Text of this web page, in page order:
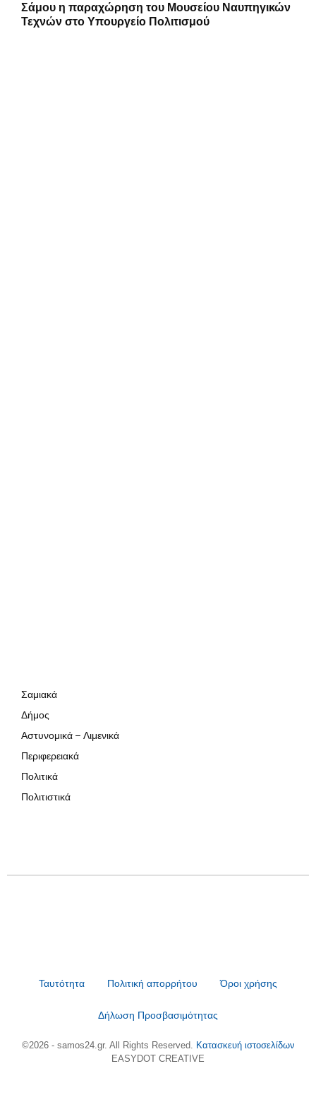
Σάμου η παραχώρηση του Μουσείου Ναυπηγικών
Τεχνών στο Υπουργείο Πολιτισμού
Σαμιακά
Δήμος
Αστυνομικά – Λιμενικά
Περιφερειακά
Πολιτικά
Πολιτιστικά
Ταυτότητα Πολιτική απορρήτου Όροι χρήσης
Δήλωση Προσβασιμότητας
©2026 - samos24.gr. All Rights Reserved. Κατασκευή ιστοσελίδων
EASYDOT CREATIVE